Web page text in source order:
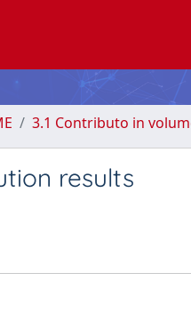
3.1 Contributo in
results